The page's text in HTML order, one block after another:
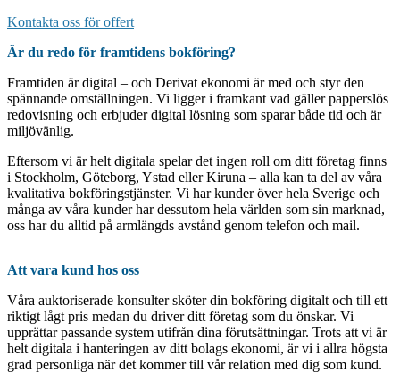
Kontakta oss för offert
Är du redo för framtidens bokföring?
Framtiden är digital – och Derivat ekonomi är med och styr den
spännande omställningen. Vi ligger i framkant vad gäller papperslös
redovisning och erbjuder digital lösning som sparar både tid och är
miljövänlig.
Eftersom vi är helt digitala spelar det ingen roll om ditt företag finns
i Stockholm, Göteborg, Ystad eller Kiruna – alla kan ta del av våra
kvalitativa bokföringstjänster. Vi har kunder över hela Sverige och
många av våra kunder har dessutom hela världen som sin marknad,
oss har du alltid på armlängds avstånd genom telefon och mail.
Att vara kund hos oss
Våra auktoriserade konsulter sköter din bokföring digitalt och till ett
riktigt lågt pris medan du driver ditt företag som du önskar. Vi
upprättar passande system utifrån dina förutsättningar. Trots att vi är
helt digitala i hanteringen av ditt bolags ekonomi, är vi i allra högsta
grad personliga när det kommer till vår relation med dig som kund.